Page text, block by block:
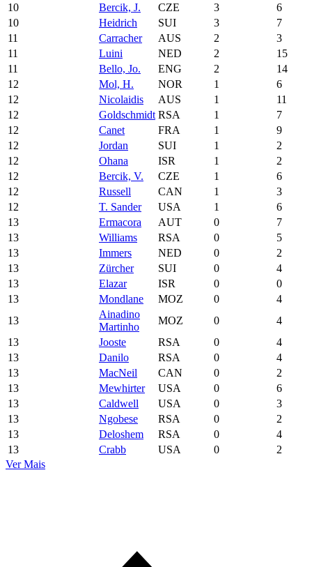
10
Bercik, J. CZE 3
6
10
Heidrich SUI 3
7
11
Carracher AUS 2
3
11
Luini NED 2
15
11
Bello, Jo. ENG 2
14
12
Mol, H. NOR 1
6
12
Nicolaidis AUS 1
11
12
Goldschmidt RSA 1
7
12
Canet FRA 1
9
12
Jordan SUI 1
2
12
Ohana ISR 1
2
12
Bercik, V. CZE 1
6
12
Russell CAN 1
3
12
T. Sander USA 1
6
13
Ermacora AUT 0
7
13
Williams RSA 0
5
13
Immers NED 0
2
13
Zürcher SUI 0
4
13
Elazar ISR 0
0
13
Mondlane MOZ 0
4
13
Ainadino
Martinho
MOZ 0
4
13
Jooste RSA 0
4
13
Danilo RSA 0
4
13
MacNeil CAN 0
2
13
Mewhirter USA 0
6
13
Caldwell USA 0
3
13
Ngobese RSA 0
2
13
Deloshem RSA 0
4
13
Crabb USA 0
2
Ver Mais